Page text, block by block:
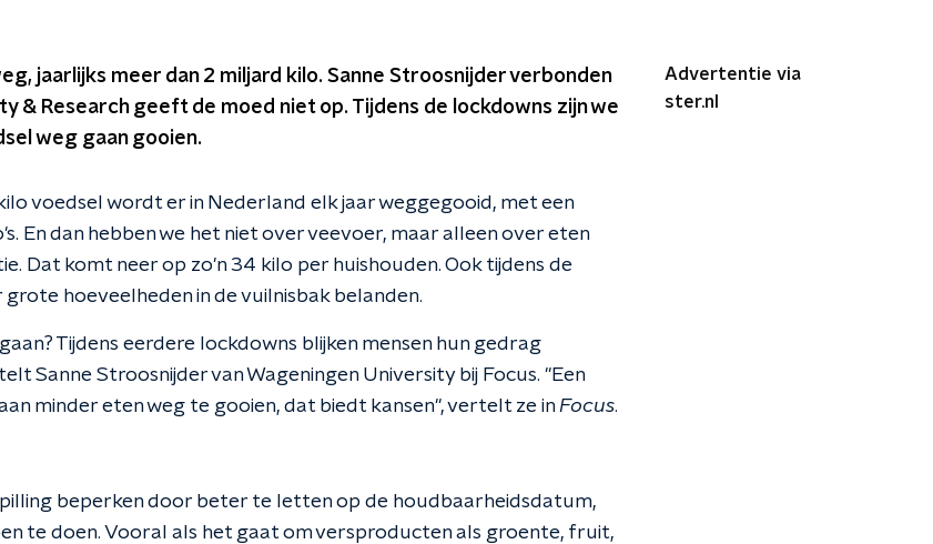
jaarlijks meer dan 2 miljard kilo. Sanne Stroosnijder verbonden
& Research geeft de moed niet op. Tijdens de lockdowns zijn we
weg gaan gooien.
voedsel wordt er in Nederland elk jaar weggegooid, met een
En dan hebben we het niet over veevoer, maar alleen over eten
Dat komt neer op zo'n 34 kilo per huishouden. Ook tijdens de
hoeveelheden in de vuilnisbak belanden.
Tijdens eerdere lockdowns blijken mensen hun gedrag
Sanne Stroosnijder van Wageningen University bij Focus. "Een
minder eten weg te gooien, dat biedt kansen", vertelt ze inFocus.
beperken door beter te letten op de houdbaarheidsdatum,
te doen. Vooral als het gaat om versproducten als groente, fruit,
Advertentie via
ster.nl